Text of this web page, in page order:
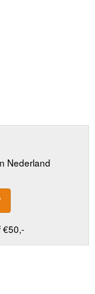
Nederland
€50,-